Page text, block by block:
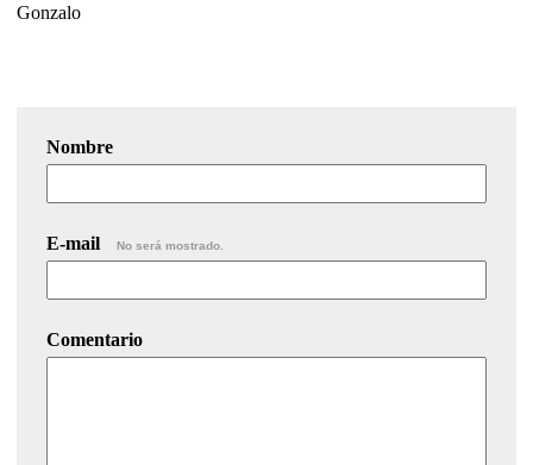
Gonzalo
Nombre
E-mail No será mostrado.
Comentario